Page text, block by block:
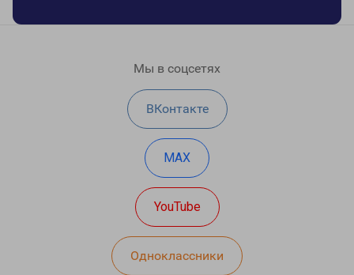
Мы в соцсетях
ВКонтакте
MAX
YouTube
Одноклассники